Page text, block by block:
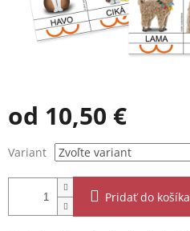
od 10,50 €
Jednotková
cena:
Variant
Pridať do košíka